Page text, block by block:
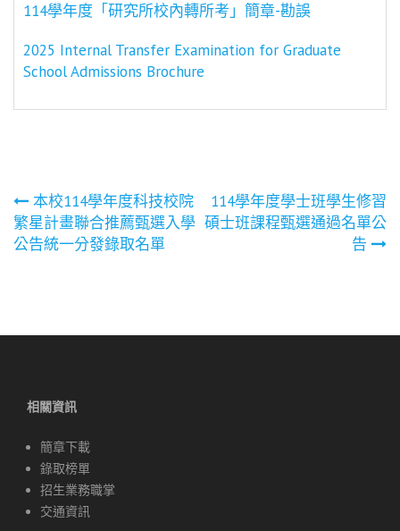
114學年度「研究所校內轉所考」簡章-勘誤
2025 Internal Transfer Examination for Graduate
School Admissions Brochure
文
章
覽
本校114學年度科技校院
繁星計畫聯合推薦甄選入學
公告統一分發錄取名單
114學年度學士班學生修習
碩士班課程甄選通過名單公
告
相關資訊
簡章下載
錄取榜單
招生業務職掌
交通資訊